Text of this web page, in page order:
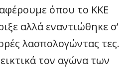
όπου το ΚΚΕ
αλλά εναντιώθηκε σ’
λασπολογώντας τες.
τον αγώνα των